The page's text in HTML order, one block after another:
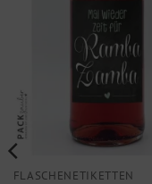
FLASCHENETIKETTEN